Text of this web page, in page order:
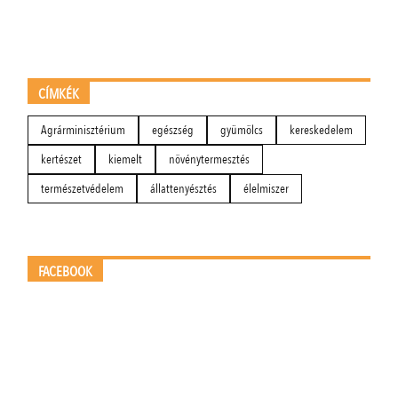
CÍMKÉK
Agrárminisztérium egészség gyümölcs
kereskedelem
kertészet
kiemelt
növénytermesztés
természetvédelem
állattenyésztés élelmiszer
FACEBOOK